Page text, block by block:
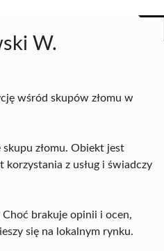
W.
wśród skupów złomu w
złomu. Obiekt jest
z usług i świadczy
brakuje opinii i ocen,
się na lokalnym rynku.